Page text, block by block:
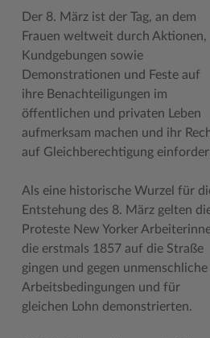
Geodatenportale (Kreiskarte)
Kontakt / Öffnungszeiten
Lebenslagen
Leistungen
Wo Sie uns finden
Wunsch-Kennzeichen ↗
Zuständigkeitsfinder SH ↗
Fotoarchiv
Klimaanpassungskonzept
Kreistag Sitzungskalender
Lokales Wetter
Social Media
Stellenangebote
Stormarninfo
Kreispräsident
Kreistag Sitzungskalender
Kreisverwaltung
Landrat
Städte und Gemeinden
Wahlen im Kreis
Wappen und Geschichte
Offene Stellen
Weiterbildung beim Kreis Stormarn
Wen wir suchen
Klimaschutz beim Kreis Stormarn
Stormarner Bündnis für bezahlbares
Wirtschafts- und Aufbaugesellschaft
Zahlen, Daten, Fakten
Kulturelle Einrichtungen
Naturschutzgebiete
Radwandern
Storchenhorste
Tourismus
Umlandscout Hamburg
Vereine und Gruppen
Der 8. März ist der Tag, an dem
Frauen weltweit durch Aktionen,
Kundgebungen sowie
Demonstrationen und Feste auf
ihre Benachteiligungen im
öffentlichen und privaten Leben
aufmerksam machen und ihr
auf Gleichberechtigung
Als eine historische Wurzel für
Entstehung des 8. März gelten
Proteste New Yorker
die erstmals 1857 auf die Straße
gingen und gegen unmenschliche
Arbeitsbedingungen und für
gleichen Lohn demonstrierten.